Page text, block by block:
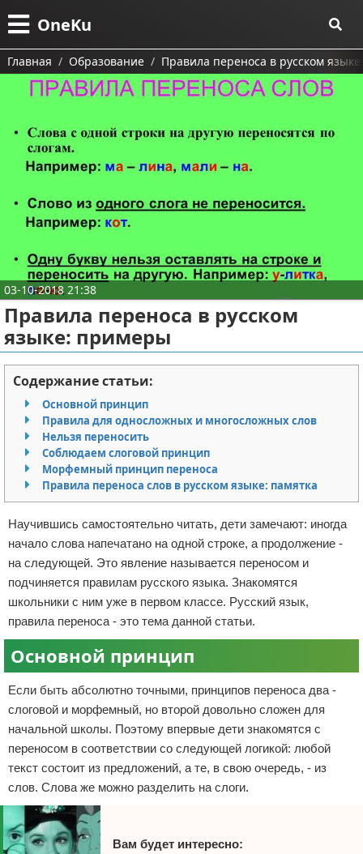
OneKu
Меню
Главная
Категории
Информационные технологии
Тесты и обзоры устройств
Автомобили
Ремонт авто
Строительство и ремонт
Путешествия и отдых
Образование
Здоровье и красота
Разное
Право
Поиск
О проекте
Контакты
Размещение рекламы
Для правообладателей
Условия предоставления информации
Отказ от ответственности
Главная Образование Правила переноса в русском
03-10-2018 21:38
Правила переноса в русском
языке: примеры
Содержание статьи:
Основной принцип
Правила для односложных и многосложных слов
Нельзя переносить
Соблюдаем слоговой принцип
Морфемный принцип переноса
Правила переноса слов в русском языке: памятка
Научившись самостоятельно читать, дети замечают: иногда
начало слова напечатано на одной строке, а продолжение -
на следующей. Это явление называется переносом и
подчиняется правилам русского языка. Знакомятся
школьники с ним уже в первом классе. Русский язык,
правила переноса - это тема данной статьи.
Основной принцип
Если быть абсолютно точными, принципов переноса два -
слоговой и морфемный, но второй довольно сложен для
начальной школы. Поэтому впервые дети знакомятся с
переносом в соответствии со следующей логикой: любой
текст состоит из предложений, а те, в свою очередь, - из
слов. Слова же можно разделить на слоги.
Вам будет интересно: